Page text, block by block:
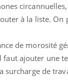
circannuelles,
à la liste. On
de morosité
faut ajouter une
surcharge de
en fer :
Les
fer sont